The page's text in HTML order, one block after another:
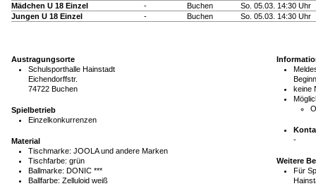
Mädchen U 18 Einzel
- Buchen
So. 05.03. 14:30 Uhr
Jungen U 18 Einzel
- Buchen So. 05.03. 14:30 Uhr
Austragungsorte
Schulsporthalle Hainstadt
Eichendorffstr.
74722 Buchen
Spielbetrieb
Einzelkonkurrenzen
Material
Tischmarke: JOOLA und andere Marken
Tischfarbe: grün
Ballmarke: DONIC ***
Ballfarbe: Zelluloid weiß
keine
-
Weitere
Für